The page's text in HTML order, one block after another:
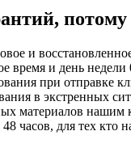
и
время и день недели
при отправке
в экстренных
материалов нашим
часов, для тех кто